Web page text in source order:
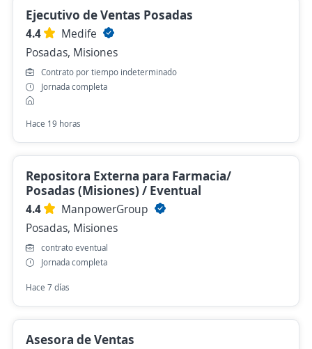
Ejecutivo de Ventas Posadas
4.4
Medife
Posadas, Misiones
Contrato por tiempo indeterminado
Jornada completa
Hace 19 horas
Repositora Externa para Farmacia/
Posadas (Misiones) / Eventual
4.4
ManpowerGroup
Posadas, Misiones
contrato eventual
Jornada completa
Hace 7 días
Asesora de Ventas